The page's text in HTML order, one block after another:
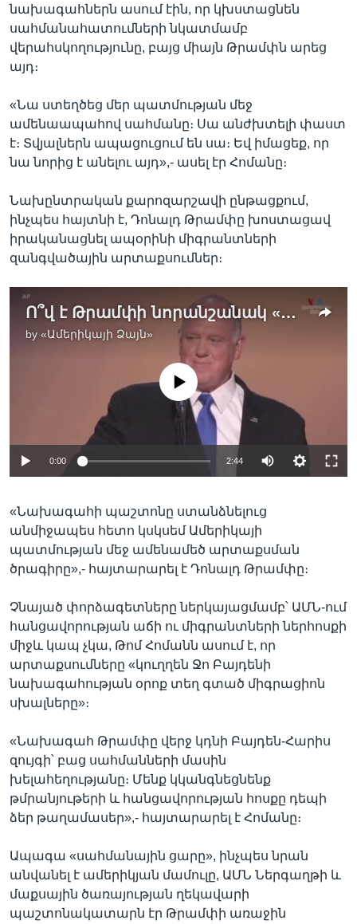
նախագահներն ասում էին, որ կխստացնեն
սահմանահատումների նկատմամբ
վերահսկողությունը, բայց միայն Թրամփն արեց
այդ։
«Նա ստեղծեց մեր պատմության մեջ
ամենաապահով սահմանը։ Սա անժխտելի փաստ
է։ Տվյալներն ապացուցում են սա։ Եվ իմացեք, որ
նա նորից է անելու այդ»,- ասել էր Հոմանը։
Նախընտրական քարոզարշավի ընթացքում,
ինչպես հայտնի է, Դոնալդ Թրամփը խոստացավ
իրականացնել ապօրինի միգրանտների
զանգվածային արտաքսումներ։
Ո՞վ է Թրամփի նորանշանակ «սահմանային ցարը»՝ Թոմ Հոմանը
by «Ամերիկայի Ձայն»
No media source currently available
0:00 2:44
«Նախագահի պաշտոնը ստանձնելուց
անմիջապես հետո կսկսեմ Ամերիկայի
պատմության մեջ ամենամեծ արտաքսման
ծրագիրը»,- հայտարարել է Դոնալդ Թրամփը։
Չնայած փորձագետները ներկայացմամբ՝ ԱՄՆ-ում
հանցավորության աճի ու միգրանտների ներհոսքի
միջև կապ չկա, Թոմ Հոմանն ասում է, որ
արտաքսումները «կուղղեն Ջո Բայդենի
նախագահության օրոք տեղ գտած միգրացիոն
սխալները»։
«Նախագահ Թրամփը վերջ կդնի Բայդեն-Հարիս
զույգի՝ բաց սահմանների մասին
խելահեղությանը։ Մենք կկանգնեցնենք
թմրանյութերի և հանցավորության հոսքը դեպի
ձեր թաղամասեր»,- հայտարարել է Հոմանը։
Ապագա «սահմանային ցարը», ինչպես նրան
անվանել է ամերիկյան մամուլը, ԱՄՆ Ներգաղթի և
մաքսային ծառայության ղեկավարի
պաշտոնակատարն էր Թրամփի առաջին